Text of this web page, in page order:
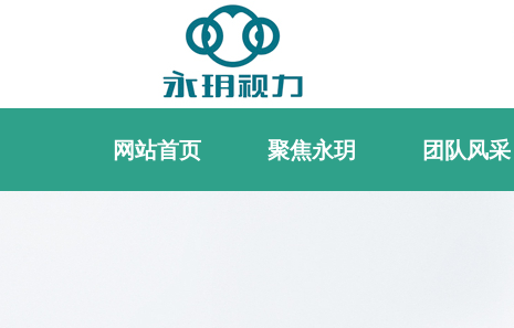
网站首页 聚焦永玥 团队风采